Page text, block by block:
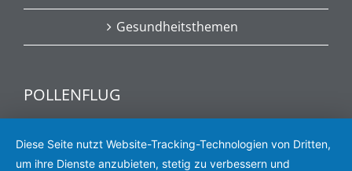
Gesundheitsthemen
POLLENFLUG
Aktuelle Informationen zum Pollenflug
Diese Seite nutzt Website-Tracking-Technologien von Dritten,
um ihre Dienste anzubieten, stetig zu verbessern und